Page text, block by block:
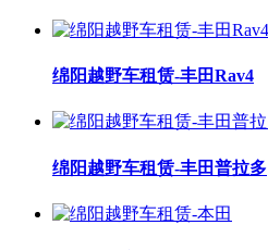
绵阳越野车租赁-丰田Rav4
绵阳越野车租赁-丰田普拉多